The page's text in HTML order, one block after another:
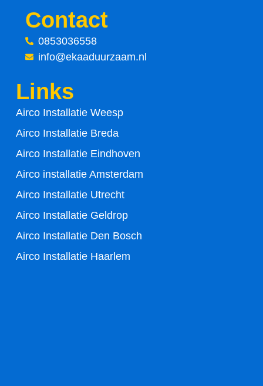
c
e
b
o
k
-
f
Contact
0853036558
info@ekaaduurzaam.nl
Links
Airco Installatie Weesp
Airco Installatie Breda
Airco Installatie Eindhoven
Airco installatie Amsterdam
Airco Installatie Utrecht
Airco Installatie Geldrop
Airco Installatie Den Bosch
Airco Installatie Haarlem